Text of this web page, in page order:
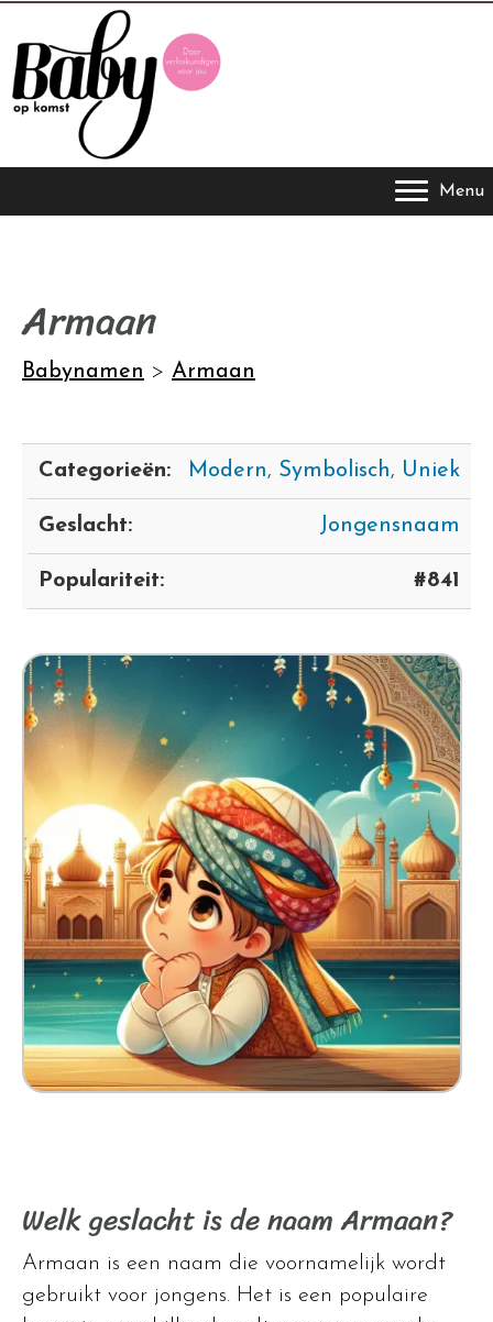
Menu
Armaan
Babynamen > Armaan
Categorieën: Modern, Symbolisch, Uniek
Geslacht: Jongensnaam
Populariteit: #841
Welk geslacht is de naam Armaan?
Armaan is een naam die voornamelijk wordt
gebruikt voor jongens. Het is een populaire